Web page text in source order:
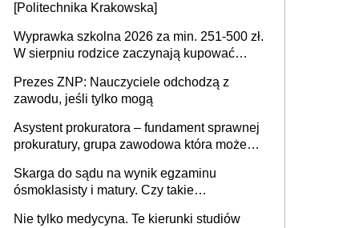
[Politechnika Krakowska]
Wyprawka szkolna 2026 za min. 251-500 zł.
W sierpniu rodzice zaczynają kupować
wydatek sięgający ponad 1 tys. zł
Prezes ZNP: Nauczyciele odchodzą z
zawodu, jeśli tylko mogą
Asystent prokuratora – fundament sprawnej
prokuratury, grupa zawodowa która może
Skarga do sądu na wynik egzaminu
ósmoklasisty i matury. Czy takie
Nie tylko medycyna. Te kierunki studiów